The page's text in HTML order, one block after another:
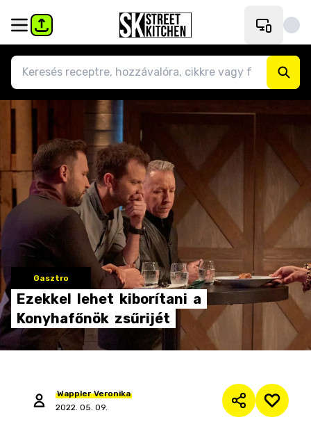
Gasztro
Ezekkel lehet kiborítani a
Konyhafőnök zsűrijét
Wappler Veronika
2022. 05. 09.